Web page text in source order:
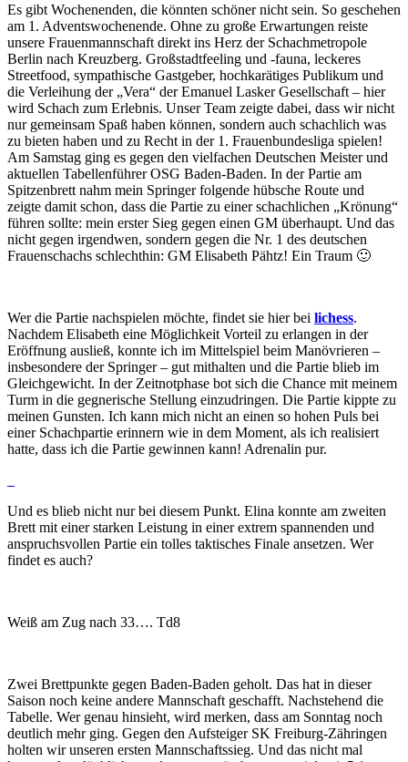
Es gibt Wochenenden, die könnten schöner nicht sein. So geschehen
am 1. Adventswochenende. Ohne zu große Erwartungen reiste
unsere Frauenmannschaft direkt ins Herz der Schachmetropole
Berlin nach Kreuzberg. Großstadtfeeling und -fauna, leckeres
Streetfood, sympathische Gastgeber, hochkarätiges Publikum und
die Verleihung der „Vera“ der Emanuel Lasker Gesellschaft – hier
wird Schach zum Erlebnis. Unser Team zeigte dabei, dass wir nicht
nur gemeinsam Spaß haben können, sondern auch schachlich was
zu bieten haben und zu Recht in der 1. Frauenbundesliga spielen!
Am Samstag ging es gegen den vielfachen Deutschen Meister und
aktuellen Tabellenführer OSG Baden-Baden. In der Partie am
Spitzenbrett nahm mein Springer folgende hübsche Route und
zeigte damit schon, dass die Partie zu einer schachlichen „Krönung“
führen sollte: mein erster Sieg gegen einen GM überhaupt. Und das
nicht gegen irgendwen, sondern gegen die Nr. 1 des deutschen
Frauenschachs schlechthin: GM Elisabeth Pähtz! Ein Traum 🙂
Wer die Partie nachspielen möchte, findet sie hier bei lichess.
Nachdem Elisabeth eine Möglichkeit Vorteil zu erlangen in der
Eröffnung ausließ, konnte ich im Mittelspiel beim Manövrieren –
insbesondere der Springer – gut mithalten und die Partie blieb im
Gleichgewicht. In der Zeitnotphase bot sich die Chance mit meinem
Turm in die gegnerische Stellung einzudringen. Die Partie kippte zu
meinen Gunsten. Ich kann mich nicht an einen so hohen Puls bei
einer Schachpartie erinnern wie in dem Moment, als ich realisiert
hatte, dass ich die Partie gewinnen kann! Adrenalin pur.
Und es blieb nicht nur bei diesem Punkt. Elina konnte am zweiten
Brett mit einer starken Leistung in einer extrem spannenden und
anspruchsvollen Partie ein tolles taktisches Finale ansetzen. Wer
findet es auch?
Weiß am Zug nach 33…. Td8
Zwei Brettpunkte gegen Baden-Baden geholt. Das hat in dieser
Saison noch keine andere Mannschaft geschafft. Nachstehend die
Tabelle. Wer genau hinsieht, wird merken, dass am Sonntag noch
deutlich mehr ging. Gegen den Aufsteiger SK Freiburg-Zähringen
holten wir unseren ersten Mannschaftssieg. Und das nicht mal